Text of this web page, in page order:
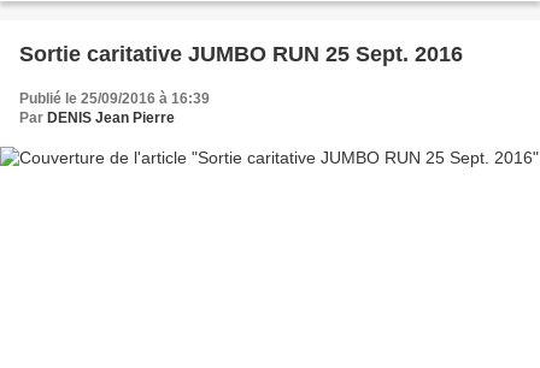
Sortie caritative JUMBO RUN 25 Sept. 2016
Publié le 25/09/2016 à 16:39
Par DENIS Jean Pierre